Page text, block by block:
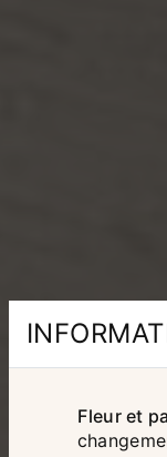
Fleur et